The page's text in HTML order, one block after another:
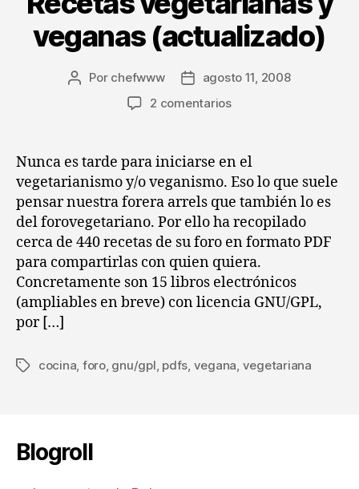
veganas (actualizado)
Autor
Por chefwww
Fechaagosto 11, 2008
2 comentariosen
veganas
(actualizado)
Nunca es tarde para iniciarse en el
vegetarianismo y/o veganismo. Eso lo que suele
pensar nuestra forera arrels que también lo es
del forovegetariano. Por ello ha recopilado
cerca de 440 recetas de su foro en formato PDF
para compartirlas con quien quiera.
Concretamente son 15 libros electrónicos
(ampliables en breve) con licencia GNU/GPL,
por […]
Etiquetas
cocina foro, gnu/gpl pdfs vegana vegetariana
Blogroll